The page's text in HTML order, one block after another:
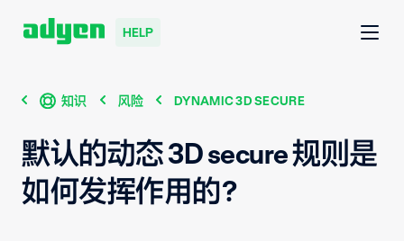
HELP
知识 风险 DYNAMIC 3D SECURE
默认的动态 3D secure 规则是
如何发挥作用的？